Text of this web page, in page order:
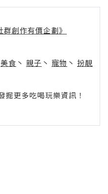
群創作有價企劃》
美食 丶 親子 丶 寵物 丶 扮靚
更多吃喝玩樂資訊！